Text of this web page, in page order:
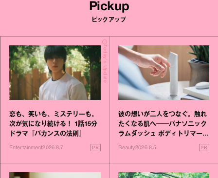
Pickup
ピックアップ
Today's Update
恋も、笑いも、ミステリーも。
次が気になり続ける！ 1話15分
ドラマ『バカンスの法則』
Entertainment2026.8.7 PR
彼の想いが二人をつなぐ。触れ
たくなる肌へ──パナソニック
ラムダッシュ ボディトリマーが
Beauty2026.8.5 PR